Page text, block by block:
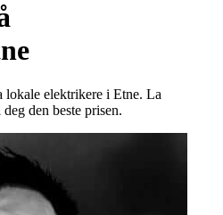
lokale elektrikere i Etne. La
den beste prisen.